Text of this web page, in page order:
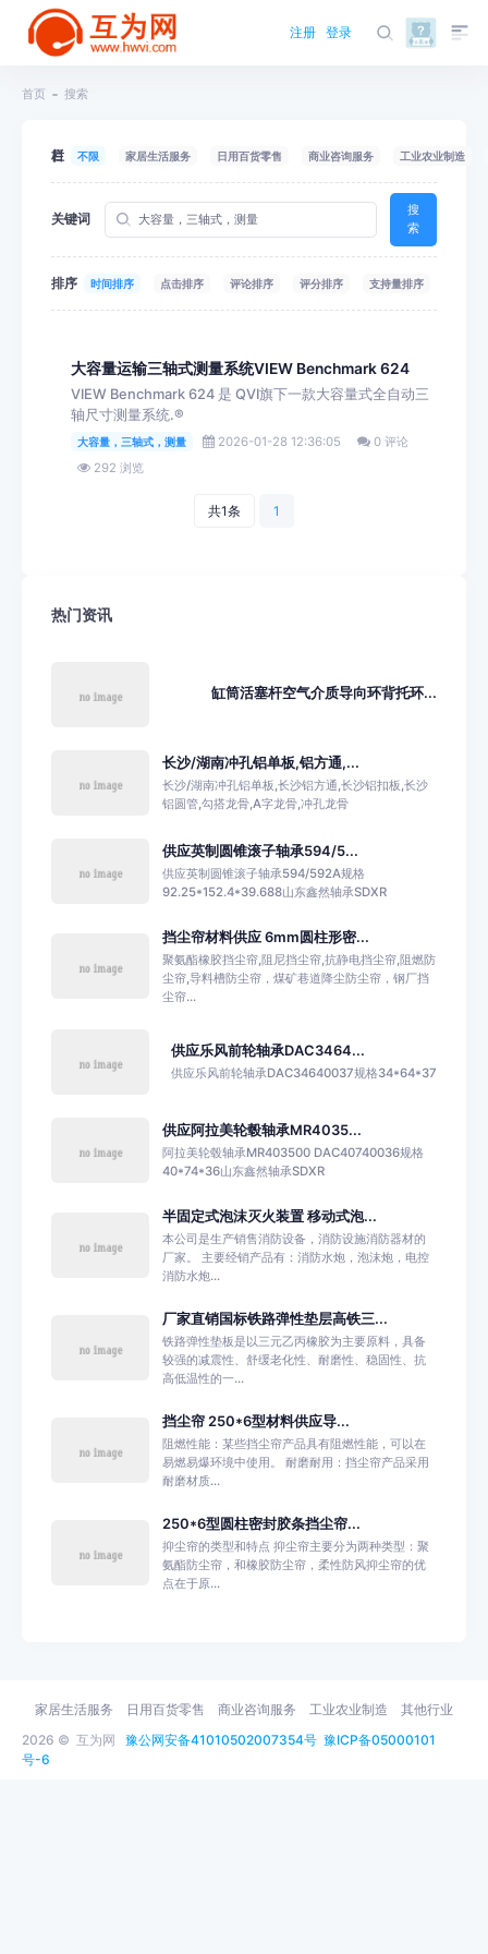
注册 登录
首页 搜索
栏目 不限 家居生活服务 日用百货零售 商业咨询服务 工业农业制造
关键词
搜
索
排序 时间排序 点击排序 评论排序 评分排序 支持量排序
大容量运输三轴式测量系统VIEW Benchmark 624
VIEW Benchmark 624 是 QVI旗下一款大容量式全自动三
轴尺寸测量系统.®
大容量，三轴式，测量 2026-01-28 12:36:05
0 评论
292 浏览
共1条 1
热门资讯
缸筒活塞杆空气介质导向环背托环...
长沙/湖南冲孔铝单板,铝方通,...
长沙/湖南冲孔铝单板,长沙铝方通,长沙铝扣板,长沙
铝圆管,勾搭龙骨,A字龙骨,冲孔龙骨
供应英制圆锥滚子轴承594/5...
供应英制圆锥滚子轴承594/592A规格
92.25*152.4*39.688山东鑫然轴承SDXR
挡尘帘材料供应 6mm圆柱形密...
聚氨酯橡胶挡尘帘,阻尼挡尘帘,抗静电挡尘帘,阻燃防
尘帘,导料槽防尘帘，煤矿巷道降尘防尘帘，钢厂挡
尘帘...
供应乐风前轮轴承DAC3464...
供应乐风前轮轴承DAC34640037规格34*64*37
供应阿拉美轮毂轴承MR4035...
阿拉美轮毂轴承MR403500 DAC40740036规格
40*74*36山东鑫然轴承SDXR
半固定式泡沫灭火装置 移动式泡...
本公司是生产销售消防设备，消防设施消防器材的
厂家。 主要经销产品有：消防水炮，泡沫炮，电控
消防水炮...
厂家直销国标铁路弹性垫层高铁三...
铁路弹性垫板是以三元乙丙橡胶为主要原料，具备
较强的减震性、舒缓老化性、耐磨性、稳固性、抗
高低温性的一...
挡尘帘 250*6型材料供应导...
阻燃性能：某些挡尘帘产品具有阻燃性能，可以在
易燃易爆环境中使用。 耐磨耐用：挡尘帘产品采用
耐磨材质...
250*6型圆柱密封胶条挡尘帘...
抑尘帘的类型和特点 抑尘帘主要分为两种类型：聚
氨酯防尘帘，和橡胶防尘帘，柔性防风抑尘帘的优
点在于原...
2026 © 互为网 豫公网安备41010502007354号 豫ICP备05000101
号-6
家居生活服务 日用百货零售 商业咨询服务 工业农业制造 其他行业